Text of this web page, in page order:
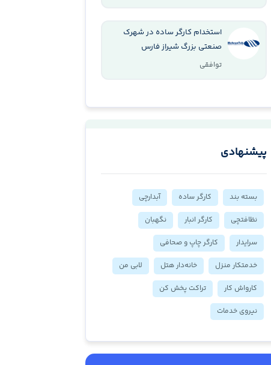
استخدام کارگر ساده در شهرک
صنعتی بزرگ شیراز فارس
توافقی
پیشنهادی
بسته بند کارگر ساده
آبدارچی
نظافتچی
کارگر انبار
نگهبان
سرایدار
کارگر چاپ و صحافی
خدمتکار منزل
خانه‌دار هتل
لابی من
کارواش کار
تراکت پخش کن
نیروی خدمات